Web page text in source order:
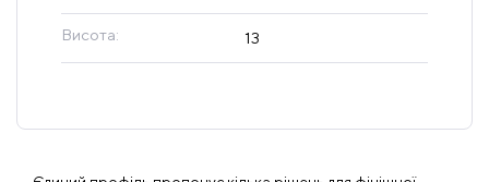
Висота: 13